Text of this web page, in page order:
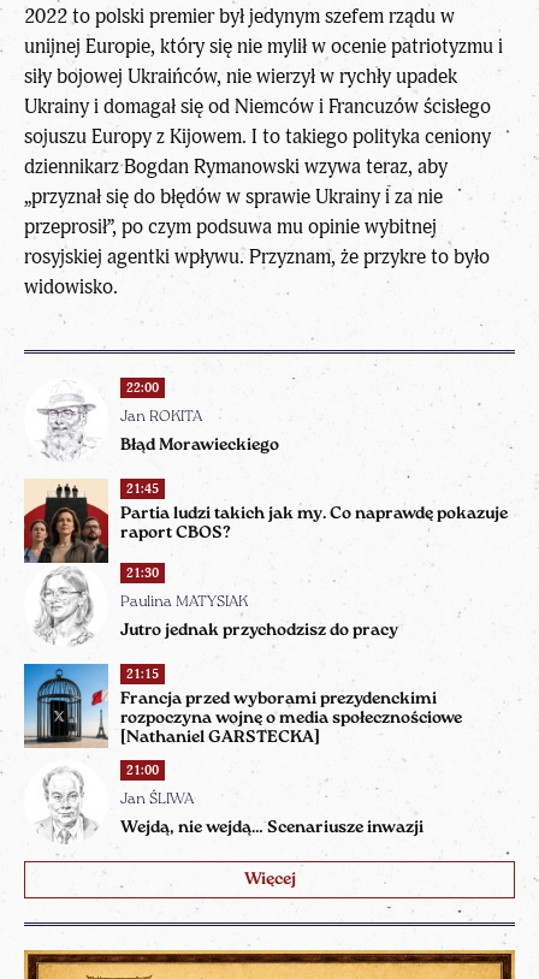
22:00
Jan ROKITA
Błąd Morawieckiego
21:45
Partia ludzi takich jak my. Co naprawdę pokazuje
raport CBOS?
21:30
Paulina MATYSIAK
Jutro jednak przychodzisz do pracy
21:15
Francja przed wyborami prezydenckimi
rozpoczyna wojnę o media społecznościowe
[Nathaniel GARSTECKA]
21:00
Jan ŚLIWA
Wejdą, nie wejdą… Scenariusze inwazji
Więcej
2022 to polski premier był jedynym szefem rządu w
unijnej Europie, który się nie mylił w ocenie patriotyzmu i
siły bojowej Ukraińców, nie wierzył w rychły upadek
Ukrainy i domagał się od Niemców i Francuzów ścisłego
sojuszu Europy z Kijowem. I to takiego polityka ceniony
dziennikarz Bogdan Rymanowski wzywa teraz, aby
„przyznał się do błędów w sprawie Ukrainy i za nie
przeprosił”, po czym podsuwa mu opinie wybitnej
rosyjskiej agentki wpływu. Przyznam, że przykre to było
widowisko.